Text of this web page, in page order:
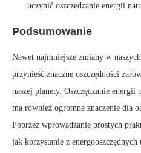
uczynić oszczędzanie energii
Podsumowanie
Nawet najmniejsze zmiany w
przynieść znaczne oszczędności
naszej planety. Oszczędzanie
ma również ogromne znaczenie dla
Poprzez wprowadzanie prostych
jak korzystanie z energooszczędnych